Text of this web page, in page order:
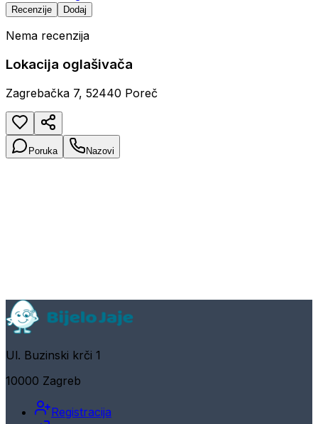
Recenzije Dodaj
Nema recenzija
Lokacija oglašivača
Zagrebačka 7, 52440 Poreč
Poruka Nazovi
Ul. Buzinski krči 1
10000 Zagreb
Registracija